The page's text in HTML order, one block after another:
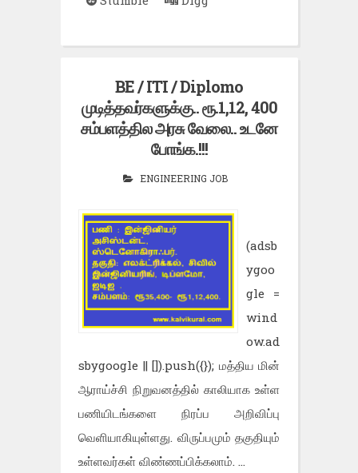
BE / ITI / Diplomo
முடித்தவர்களுக்கு.. ரூ.1,12, 400
சம்பளத்தில அரசு வேலை.. உடனே
போங்க.!!!
ENGINEERING JOB
(adsb
ygoo
gle =
wind
ow.ad
sbygoogle || []).push({}); மத்திய மின்
ஆராய்ச்சி நிறுவனத்தில் காலியாக உள்ள
பணியிடங்களை நிரப்ப அறிவிப்பு
வெளியாகியுள்ளது. விருப்பமும் தகுதியும்
உள்ளவர்கள் விண்ணப்பிக்கலாம். ...